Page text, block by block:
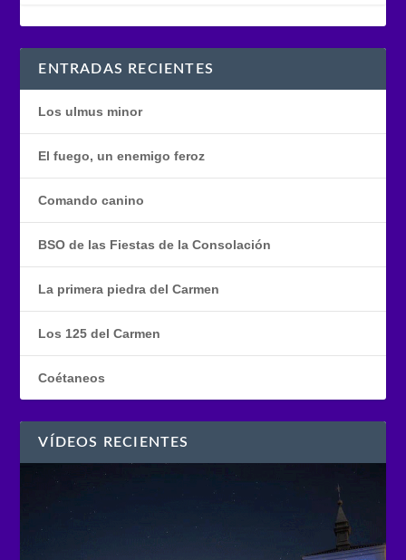
ENTRADAS RECIENTES
Los ulmus minor
El fuego, un enemigo feroz
Comando canino
BSO de las Fiestas de la Consolación
La primera piedra del Carmen
Los 125 del Carmen
Coétaneos
VÍDEOS RECIENTES